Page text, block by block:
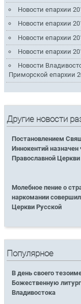
Новости епархии
Новости епархии
Новости епархии
Новости епархии
Новости
Приморской епархии
Другие новости
Постановлением
Иннокентий
Православной Церкви
Молебное пение о
наркомании
Церкви Русской
Популярное
В день своего
Божественную
Владивостока